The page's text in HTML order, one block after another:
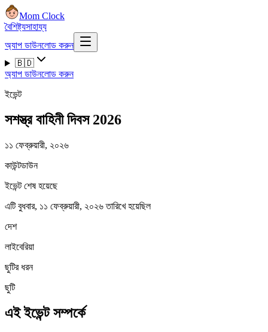
Mom Clock
বৈশিষ্ট্যসাহায্য
অ্যাপ ডাউনলোড করুন
🇧🇩
অ্যাপ ডাউনলোড করুন
ইভেন্ট
সশস্ত্র বাহিনী দিবস 2026
১১ ফেব্রুয়ারী, ২০২৬
কাউন্টডাউন
ইভেন্ট শেষ হয়েছে
এটি বুধবার, ১১ ফেব্রুয়ারী, ২০২৬ তারিখে হয়েছিল
দেশ
লাইবেরিয়া
ছুটির ধরন
ছুটি
এই ইভেন্ট সম্পর্কে